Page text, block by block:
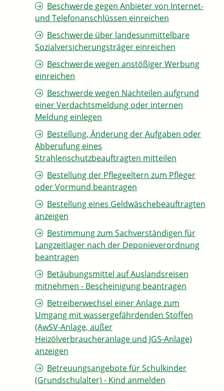
Beschwerde gegen Anbieter von Internet-
und Telefonanschlüssen einreichen
Beschwerde über landesunmittelbare
Sozialversicherungsträger einreichen
Beschwerde wegen anstößiger Werbung
einreichen
Beschwerde wegen Nachteilen aufgrund
einer Verdachtsmeldung oder internen
Meldung einlegen
Bestellung, Änderung der Aufgaben oder
Abberufung eines
Strahlenschutzbeauftragten mitteilen
Bestellung der Pflegeeltern zum Pfleger
oder Vormund beantragen
Bestellung eines Geldwäschebeauftragten
anzeigen
Bestimmung zum Sachverständigen für
Langzeitlager nach der Deponieverordnung
beantragen
Betäubungsmittel auf Auslandsreisen
mitnehmen - Bescheinigung beantragen
Betreiberwechsel einer Anlage zum
Umgang mit wassergefährdenden Stoffen
(AwSV-Anlage, außer
Heizölverbraucheranlage und JGS-Anlage)
anzeigen
Betreuungsangebote für Schulkinder
(Grundschulalter) - Kind anmelden